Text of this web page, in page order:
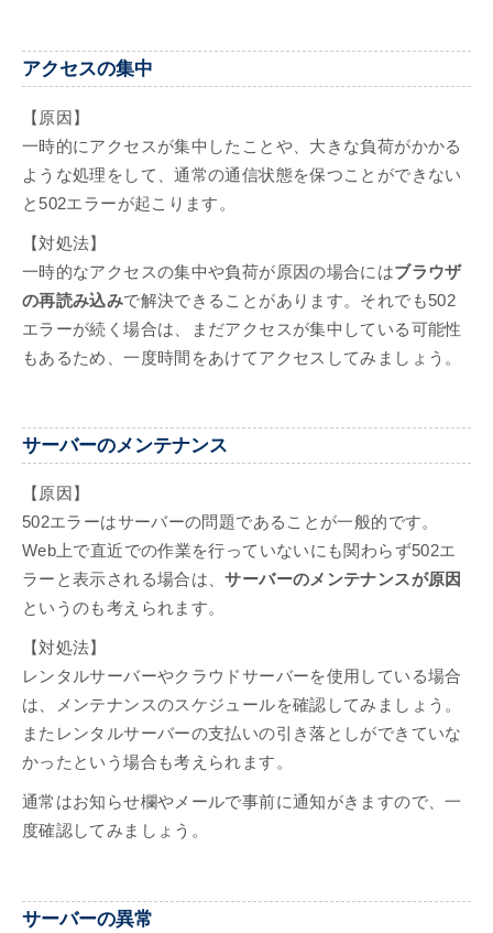
アクセスの集中
【原因】
一時的にアクセスが集中したことや、大きな負荷がかかる
ような処理をして、通常の通信状態を保つことができない
と502エラーが起こります。
【対処法】
一時的なアクセスの集中や負荷が原因の場合にはブラウザ
の再読み込みで解決できることがあります。それでも502
エラーが続く場合は、まだアクセスが集中している可能性
もあるため、一度時間をあけてアクセスしてみましょう。
サーバーのメンテナンス
【原因】
502エラーはサーバーの問題であることが一般的です。
Web上で直近での作業を行っていないにも関わらず502エ
ラーと表示される場合は、サーバーのメンテナンスが原因
というのも考えられます。
【対処法】
レンタルサーバーやクラウドサーバーを使用している場合
は、メンテナンスのスケジュールを確認してみましょう。
またレンタルサーバーの支払いの引き落としができていな
かったという場合も考えられます。
通常はお知らせ欄やメールで事前に通知がきますので、一
度確認してみましょう。
サーバーの異常